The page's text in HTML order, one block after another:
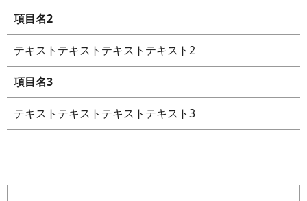
項目名2
テキストテキストテキストテキスト2
項目名3
テキストテキストテキストテキスト3